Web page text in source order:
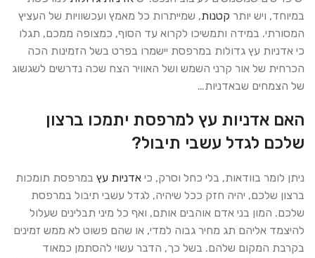
במיוחד, ויש יותר קטנות, שמייתרות כל מאמץ ועכשוויות של העציץ
המסורתי. במידה ותמשיכו לקרוא עד הסוף, כמצופה ממכם, תגלו
כי אדניות עץ גדולות במרפסת יישמרו בפרט בשל הזמינות הכה
הכרחית של אור קרני השמש ושל האוויר הצח שכה נדרשים לשגשוג
של הצמחים שבאדניות…
האם אדניות עץ למרפסת יתמכו ברצון
שלכם לגדל עשבי תיבול?
ניתן לומר בוודאות, בלי כחל וסרק, כי אדניות עץ במרפסת תומכות
ברצון שלכם, יהיה חזק ככל שיהיה, לגדל עשבי תיבול במרפסת
שלכם. המון בני אדם אוהבים אותם, ואף כל מיני תבלינים שעלול
להיצמד אליהם תג מחיר גבוה למדי, או שהם פשוט לא ממש זמינים
בקרבת המקום שלהם. בשל כך, הדבר עשוי להסתמן כמאוד